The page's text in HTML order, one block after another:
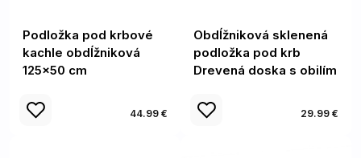
Podložka pod krbové
kachle obdĺžniková
125x50 cm
44.99 €
Obdĺžniková sklenená
podložka pod krb
Drevená doska s obilím
29.99 €